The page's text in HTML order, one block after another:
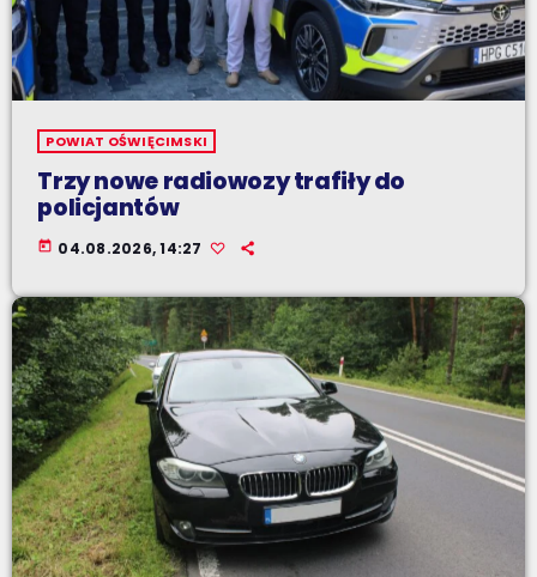
POWIAT OŚWIĘCIMSKI
Trzy nowe radiowozy trafiły do
policjantów
today 04.08.2026, 14:27